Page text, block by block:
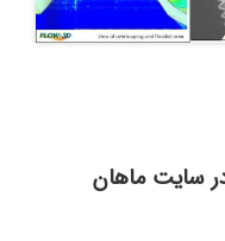
سایت ماهان